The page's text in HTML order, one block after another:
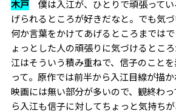
木戸
僕は入江が、ひとりで頑張って
げられるところが好きだなと。でも気づ
何か言葉をかけてあげるところまでは
ょっとした人の頑張りに気づけるとこ
江はそういう積み重ねで、信子のこと
って。原作では前半から入江目線が描か
映画には無い部分が多いので、観終わ
ら入江も信子に対してちょっと気持ち